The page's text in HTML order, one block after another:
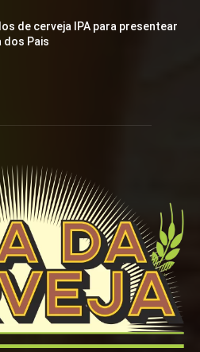
de cerveja IPA para presentear
dos Pais